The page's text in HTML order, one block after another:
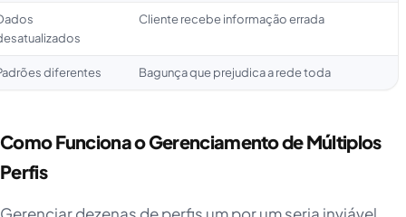
Cliente recebe informação errada
diferentes Bagunça que prejudica a rede toda
Como Funciona o Gerenciamento de Múltiplos
Perfis